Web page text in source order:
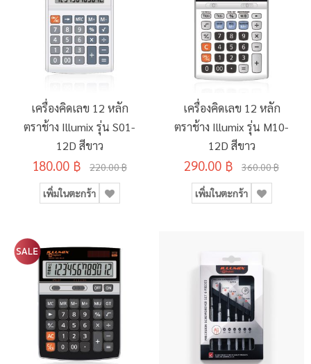
เครื่องคิดเลข 12 หลัก
ตราช้าง Illumix รุ่น S01-
12D สีขาว
180.00 ฿ 220.00 ฿
เพิ่มในตะกร้า
เครื่องคิดเลข 12 หลัก
ตราช้าง Illumix รุ่น M10-
12D สีขาว
290.00 ฿ 360.00 ฿
เพิ่มในตะกร้า